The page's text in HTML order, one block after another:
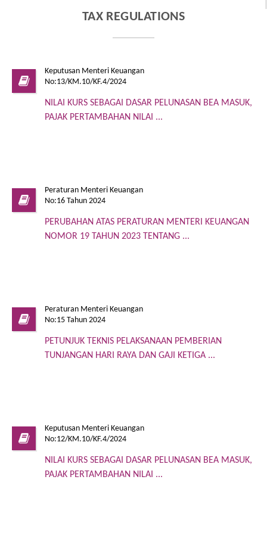
TAX REGULATIONS
Keputusan Menteri Keuangan
No:13/KM.10/KF.4/2024
NILAI KURS SEBAGAI DASAR PELUNASAN BEA MASUK,
PAJAK PERTAMBAHAN NILAI ...
Peraturan Menteri Keuangan
No:16 Tahun 2024
PERUBAHAN ATAS PERATURAN MENTERI KEUANGAN
NOMOR 19 TAHUN 2023 TENTANG ...
Peraturan Menteri Keuangan
No:15 Tahun 2024
PETUNJUK TEKNIS PELAKSANAAN PEMBERIAN
TUNJANGAN HARI RAYA DAN GAJI KETIGA ...
Keputusan Menteri Keuangan
No:12/KM.10/KF.4/2024
NILAI KURS SEBAGAI DASAR PELUNASAN BEA MASUK,
PAJAK PERTAMBAHAN NILAI ...